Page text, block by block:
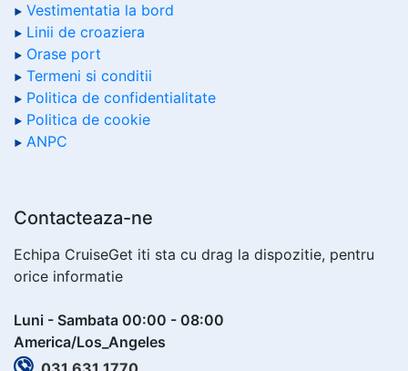
Vestimentatia la bord
Linii de croaziera
Orase port
Termeni si conditii
Politica de confidentialitate
Politica de cookie
ANPC
Contacteaza-ne
Echipa CruiseGet iti sta cu drag la dispozitie, pentru
orice informatie
Luni - Sambata 00:00 - 08:00
America/Los_Angeles